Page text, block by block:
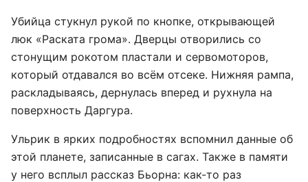
Убийца стукнул рукой по кнопке, открывающей
люк «Раската грома». Дверцы отворились со
стонущим рокотом пластали и сервомоторов,
который отдавался во всём отсеке. Нижняя рампа,
раскладываясь, дернулась вперед и рухнула на
поверхность Даргура.
Ульрик в ярких подробностях вспомнил данные об
этой планете, записанные в сагах. Также в памяти
у него всплыл рассказ Бьорна: как-то раз